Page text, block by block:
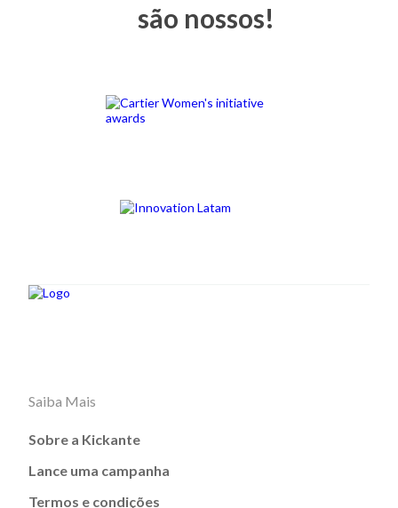
são nossos!
Saiba Mais
Sobre a Kickante
Lance uma campanha
Termos e condições